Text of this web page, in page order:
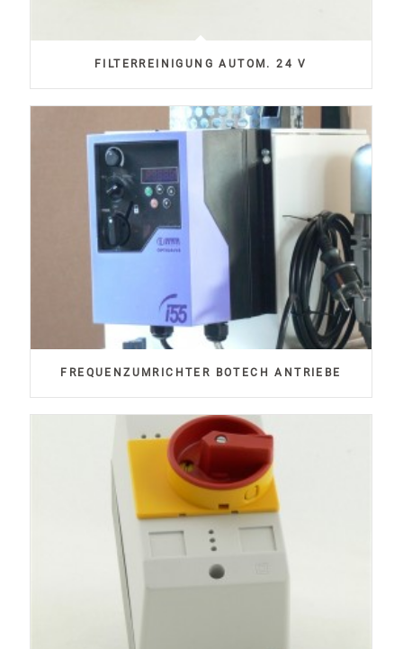
FILTERREINIGUNG AUTOM. 24 V
FREQUENZUMRICHTER BOTECH ANTRIEBE